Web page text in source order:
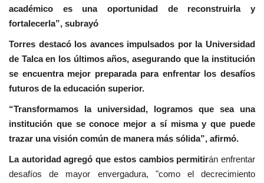
académico es una oportunidad de reconstruirla y
fortalecerla”, subrayó
Torres destacó los avances impulsados por la Universidad
de Talca en los últimos años, asegurando que la institución
se encuentra mejor preparada para enfrentar los desafíos
futuros de la educación superior.
“Transformamos la universidad, logramos que sea una
institución que se conoce mejor a sí misma y que puede
trazar una visión común de manera más sólida”, afirmó.
La autoridad agregó que estos cambios permitirán enfrentar
desafíos de mayor envergadura, "como el decrecimiento